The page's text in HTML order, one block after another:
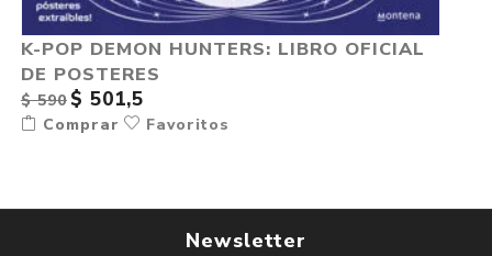
K-POP DEMON HUNTERS: LIBRO OFICIAL
DE POSTERES
$ 590 $ 501,5
Comprar Favoritos
Newsletter